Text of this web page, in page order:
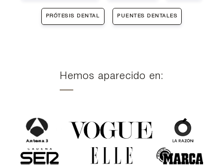
PRÓTESIS DENTAL PUENTES DENTALES
Hemos aparecido en: